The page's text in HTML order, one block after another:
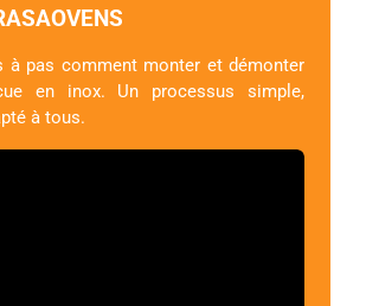
à pas comment monter et démonter
en inox. Un processus simple,
à tous.